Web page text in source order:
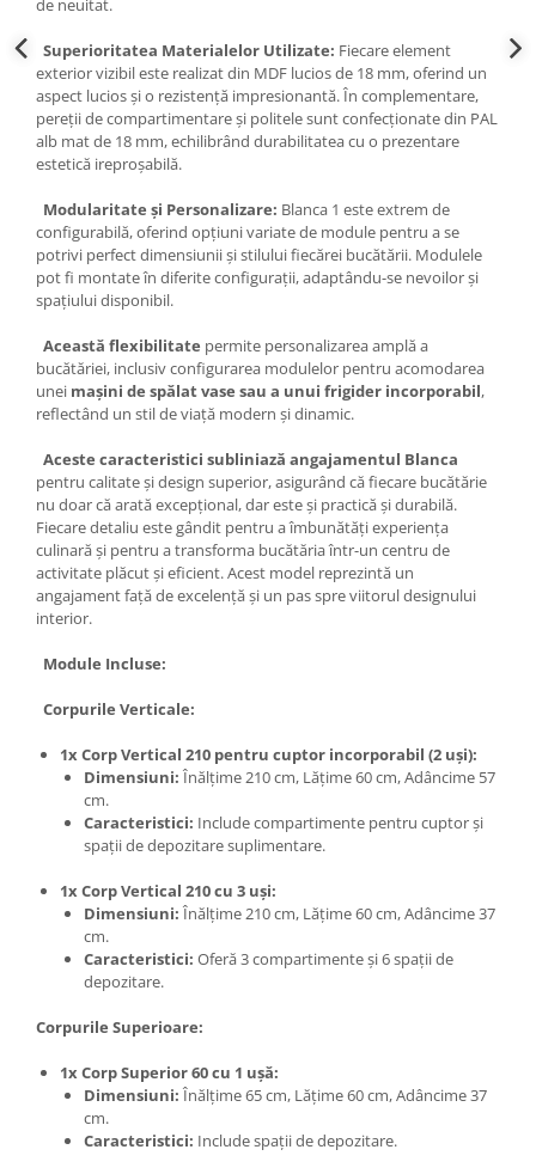
de neuitat.
Superioritatea Materialelor Utilizate: Fiecare element
exterior vizibil este realizat din MDF lucios de 18 mm, oferind un
aspect lucios și o rezistență impresionantă. În complementare,
pereții de compartimentare și politele sunt confecționate din PAL
alb mat de 18 mm, echilibrând durabilitatea cu o prezentare
estetică ireproșabilă.
Modularitate și Personalizare: Blanca 1 este extrem de
configurabilă, oferind opțiuni variate de module pentru a se
potrivi perfect dimensiunii și stilului fiecărei bucătării. Modulele
pot fi montate în diferite configurații, adaptându-se nevoilor și
spațiului disponibil.
Această flexibilitate permite personalizarea amplă a
bucătăriei, inclusiv configurarea modulelor pentru acomodarea
unei mașini de spălat vase sau a unui frigider incorporabil,
reflectând un stil de viață modern și dinamic.
Aceste caracteristici subliniază angajamentul Blanca
pentru calitate și design superior, asigurând că fiecare bucătărie
nu doar că arată excepțional, dar este și practică și durabilă.
Fiecare detaliu este gândit pentru a îmbunătăți experiența
culinară și pentru a transforma bucătăria într-un centru de
activitate plăcut și eficient. Acest model reprezintă un
angajament față de excelență și un pas spre viitorul designului
interior.
Module Incluse:
Corpurile Verticale:
1x Corp Vertical 210 pentru cuptor incorporabil (2 uși):
Dimensiuni: Înălțime 210 cm, Lățime 60 cm, Adâncime 57
cm.
Caracteristici: Include compartimente pentru cuptor și
spații de depozitare suplimentare.
1x Corp Vertical 210 cu 3 uși:
Dimensiuni: Înălțime 210 cm, Lățime 60 cm, Adâncime 37
cm.
Caracteristici: Oferă 3 compartimente și 6 spații de
depozitare.
Corpurile Superioare:
1x Corp Superior 60 cu 1 ușă:
Dimensiuni: Înălțime 65 cm, Lățime 60 cm, Adâncime 37
cm.
Caracteristici: Include spații de depozitare.